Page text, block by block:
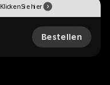
Klicken Sie hier
Bestellen